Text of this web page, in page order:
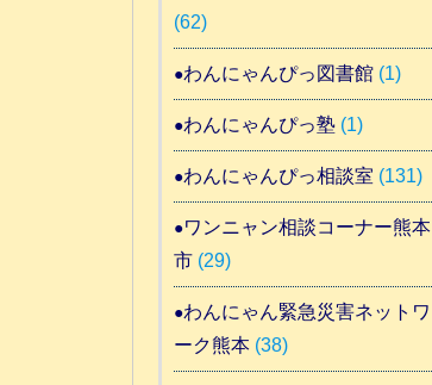
(62)
わんにゃんぴっ図書館(1)
わんにゃんぴっ塾(1)
わんにゃんぴっ相談室 (131)
ワンニャン相談コーナー熊本
市(29)
わんにゃん緊急災害ネットワ
ーク熊本(38)